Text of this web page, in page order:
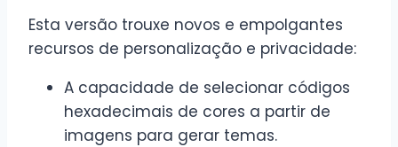
Esta versão trouxe novos e empolgantes
recursos de personalização e privacidade:
A capacidade de selecionar códigos
hexadecimais de cores a partir de
imagens para gerar temas.